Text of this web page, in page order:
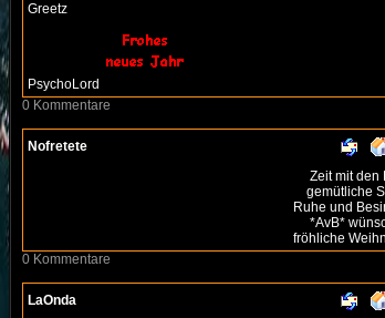
Greetz
PsychoLord
0 Kommentare
Nofretete
Zeit mit den
gemütliche
Ruhe und
*AvB*
fröhliche
0 Kommentare
LaOnda